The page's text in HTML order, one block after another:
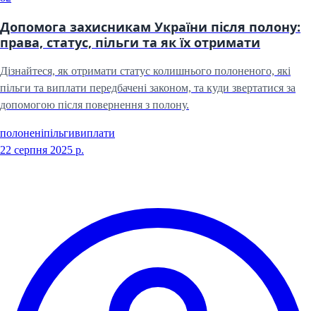
Допомога захисникам України після полону:
права, статус, пільги та як їх отримати
Дізнайтеся, як отримати статус колишнього полоненого, які
пільги та виплати передбачені законом, та куди звертатися за
допомогою після повернення з полону.
полоненіпільгивиплати
22 серпня 2025 р.